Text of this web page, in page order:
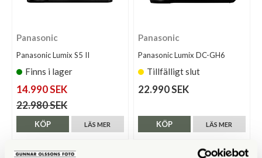
Panasonic
Panasonic Lumix S5 II
Finns i lager
14.990 SEK
22.980 SEK
LÄS MER
KÖP
Panasonic
Panasonic Lumix DC-GH6
Tillfälligt slut
22.990 SEK
LÄS MER
KÖP